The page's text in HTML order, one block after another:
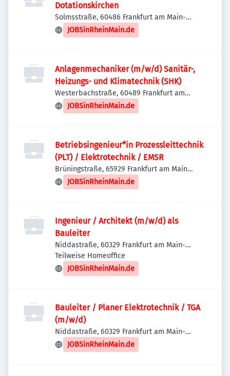
Dotationskirchen
Solmsstraße, 60486 Frankfurt am Main-
Innenstadt II, Deutschland
JOBSinRheinMain.de
Anlagenmechaniker (m/w/d) Sanitär-,
Heizungs- und Klimatechnik (SHK)
Westerbachstraße, 60489 Frankfurt am
Main-Frankfurt-Mitte-West, Deutschland
JOBSinRheinMain.de
Betriebsingenieur*in Prozessleittechnik
(PLT) / Elektrotechnik / EMSR
Brüningstraße, 65929 Frankfurt am Main
West, Deutschland
JOBSinRheinMain.de
Ingenieur / Architekt (m/w/d) als
Bauleiter
Niddastraße, 60329 Frankfurt am Main-
Innenstadt I, Deutschland
Teilweise Homeoffice
JOBSinRheinMain.de
Bauleiter / Planer Elektrotechnik / TGA
(m/w/d)
Niddastraße, 60329 Frankfurt am Main-
Innenstadt I, Deutschland
JOBSinRheinMain.de